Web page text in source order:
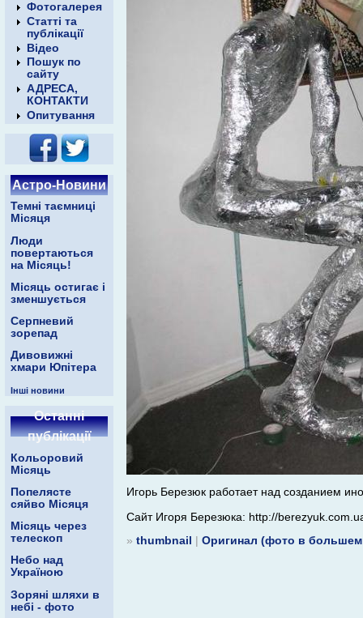
Фотогалерея
Статті та
публікації
Відео
Пошук по
сайту
АДРЕСА,
КОНТАКТИ
Опитування
Астро-Новини
Темні таємниці
Місяця
Люди
повертаються
на Місяць!
Місяць остигає і
зменшується
Серпневий
зорепад
Дивовижні
хмари Юпітера
Інші новини
Останні
публікації
Кольоровий
Місяць
Попелясте
сяйво Місяця
Місяць через
телескоп
Небо над
Україною
Зоряні шляхи в
небі - фото
Игорь Березюк работает над созданием
Сайт Игоря Березюка: http://
» thumbnail Оригинал (фото в